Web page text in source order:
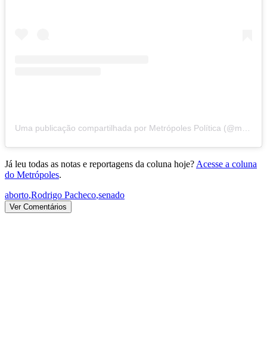
Já leu todas as notas e reportagens da coluna hoje? Acesse a coluna
do Metrópoles.
aborto,Rodrigo Pacheco,senado
Ver Comentários